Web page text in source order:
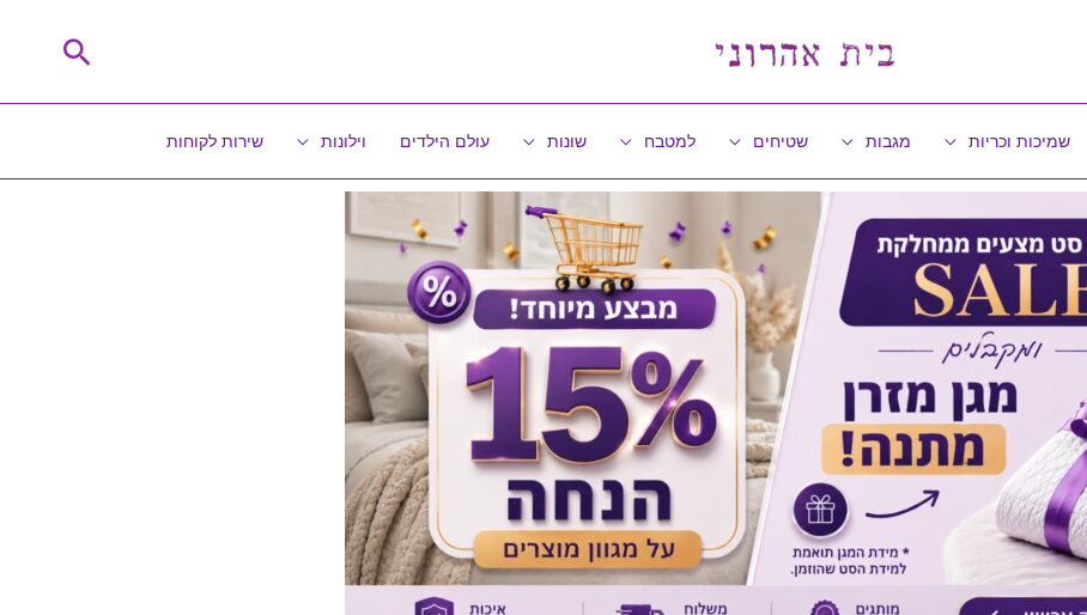
חיפוש
שמיכות וכריות מגבות שטיחים למטבח שונות עולם הילדים וילונות שירות לקוחות